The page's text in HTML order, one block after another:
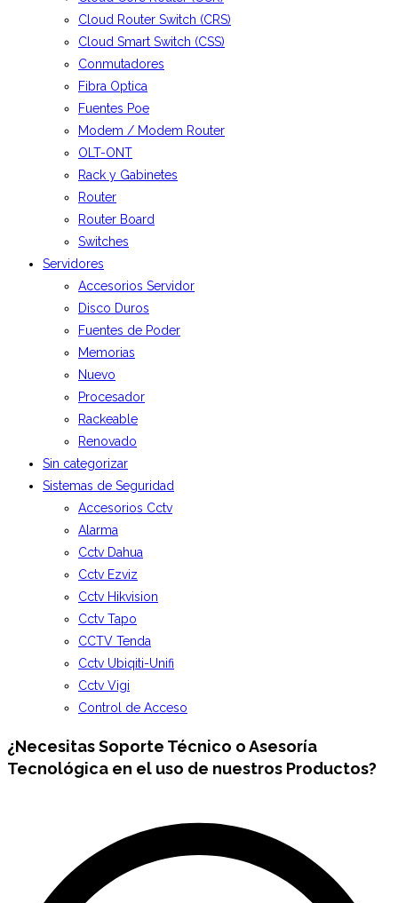
Cloud Router Switch (CRS)
Cloud Smart Switch (CSS)
Conmutadores
Fibra Optica
Fuentes Poe
Modem / Modem Router
OLT-ONT
Rack y Gabinetes
Router
Router Board
Switches
Servidores
Accesorios Servidor
Disco Duros
Fuentes de Poder
Memorias
Nuevo
Procesador
Rackeable
Renovado
Sin categorizar
Sistemas de Seguridad
Accesorios Cctv
Alarma
Cctv Dahua
Cctv Ezviz
Cctv Hikvision
Cctv Tapo
CCTV Tenda
Cctv Ubiqiti-Unifi
Cctv Vigi
Control de Acceso
¿NecesitasSoporte Técnico o Asesoría
Tecnológica en el uso de nuestros Productos?